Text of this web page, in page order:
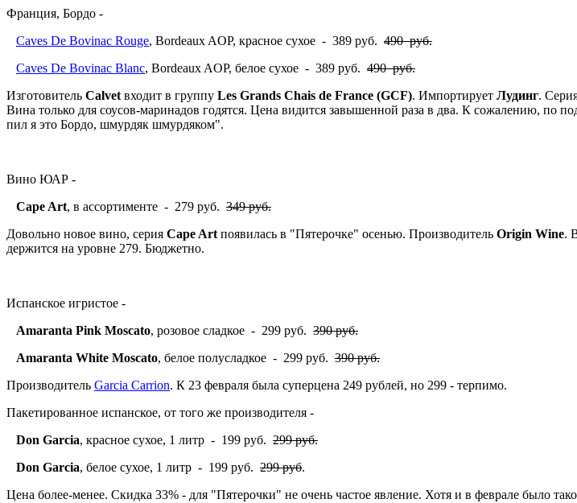
Франция, Бордо -
Caves De Bovinac Rouge, Bordeaux AOP, красное сухое - 389 руб. 490 руб.
Caves De Bovinac Blanc, Bordeaux AOP, белое сухое - 389 руб. 490 руб.
Изготовитель Calvet входит в группу Les Grands Chais de France (GСF). Импортирует Лудинг.
Вина только для соусов-маринадов годятся. Цена видится завышенной раза в два. К сожалению, по
пил я это Бордо, шмурдяк шмурдяком".
Вино ЮАР -
Cape Art, в ассортименте - 279 руб. 349 руб.
Довольно новое вино, серия Cape Art появилась в "Пятерочке" осенью. Производитель Origin Wine.
держится на уровне 279. Бюджетно.
Испанское игристое -
Amaranta Pink Moscato, розовое сладкое - 299 руб. 390 руб.
Amaranta White Moscato, белое полусладкое - 299 руб. 390 руб.
Производитель Garcia Carrion. К 23 февраля была суперцена 249 рублей, но 299 - терпимо.
Пакетированное испанское, от того же производителя -
Don Garcia, красное сухое, 1 литр - 199 руб. 299 руб.
Don Garcia, белое сухое, 1 литр - 199 руб. 299 руб.
Цена более-менее. Скидка 33% - для "Пятерочки" не очень частое явление. Хотя и в феврале было